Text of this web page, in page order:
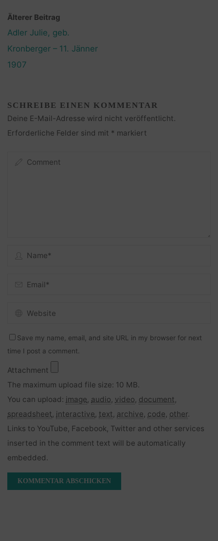
Älterer Beitrag
Adler Julie, geb.
Kronberger – 11. Jänner
1907
SCHREIBE EINEN KOMMENTAR
Deine E-Mail-Adresse wird nicht veröffentlicht.
Erforderliche Felder sind mit * markiert
Save my name, email, and site URL in my browser for next
time I post a comment.
Attachment
The maximum upload file size: 10 MB.
You can upload: image, audio, video, document,
spreadsheet, interactive, text, archive, code, other.
Links to YouTube, Facebook, Twitter and other services
inserted in the comment text will be automatically
embedded.